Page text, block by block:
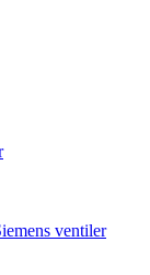
ventiler